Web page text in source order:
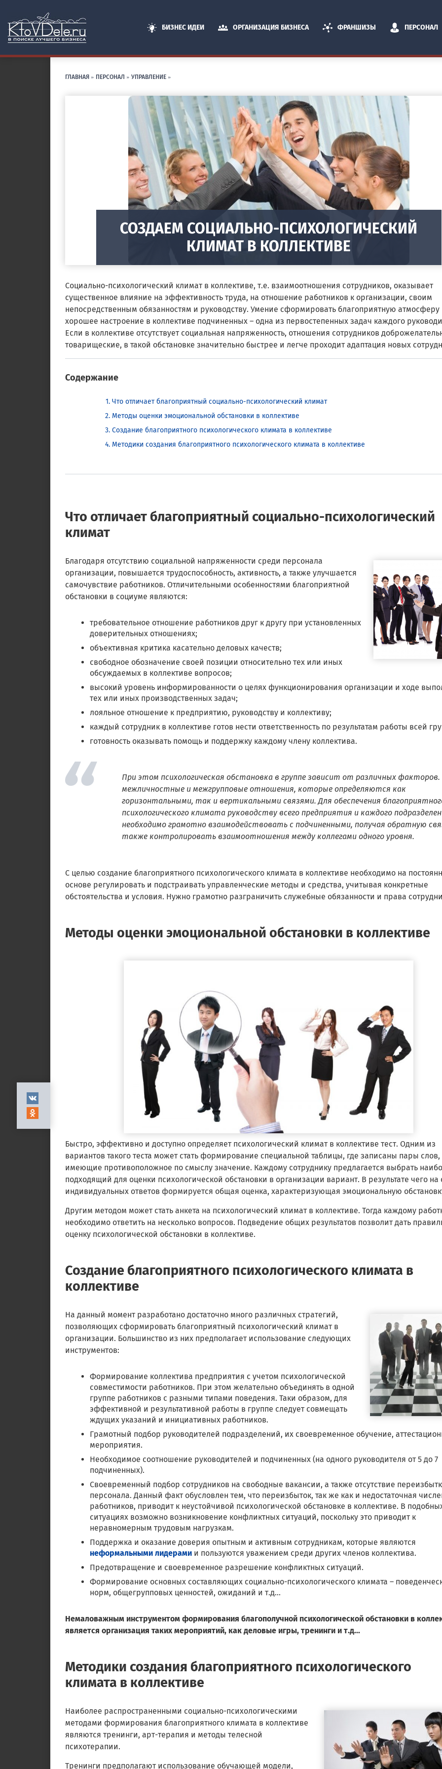
БИЗНЕС ИДЕИ ОРГАНИЗАЦИЯ БИЗНЕСА ФРАНШИЗЫ ПЕРСОНАЛ
ГЛАВНАЯ » ПЕРСОНАЛ » УПРАВЛЕНИЕ »
СОЗДАЕМ СОЦИАЛЬНО-ПСИХОЛОГИЧЕСКИЙ
КЛИМАТ В КОЛЛЕКТИВЕ
Социально-психологический климат в коллективе, т.е. взаимоотношения сотрудников, оказывает
существенное влияние на эффективность труда, на отношение работников к организации, своим
непосредственным обязанностям и руководству. Умение сформировать благоприятную атмосферу
хорошее настроение в коллективе подчиненных – одна из первостепенных задач каждого
Если в коллективе отсутствует социальная напряженность, отношения сотрудников
товарищеские, в такой обстановке значительно быстрее и легче проходит адаптация новых
Содержание
Что отличает благоприятный социально-психологический климат
Методы оценки эмоциональной обстановки в коллективе
Создание благоприятного психологического климата в коллективе
Методики создания благоприятного психологического климата в коллективе
Что отличает благоприятный социально-психологический
климат
Благодаря отсутствию социальной напряженности среди персонала
организации, повышается трудоспособность, активность, а также улучшается
самочувствие работников. Отличительными особенностями благоприятной
обстановки в социуме являются:
требовательное отношение работников друг к другу при установленных
доверительных отношениях;
объективная критика касательно деловых качеств;
свободное обозначение своей позиции относительно тех или иных
обсуждаемых в коллективе вопросов;
высокий уровень информированности о целях функционирования организации и ходе
тех или иных производственных задач;
лояльное отношение к предприятию, руководству и коллективу;
каждый сотрудник в коллективе готов нести ответственность по результатам работы всей
готовность оказывать помощь и поддержку каждому члену коллектива.
При этом психологическая обстановка в группе зависит от различных
межличностные и межгрупповые отношения, которые определяются как
горизонтальными, так и вертикальными связями. Для обеспечения
психологического климата руководству всего предприятия и каждого
необходимо грамотно взаимодействовать с подчиненными, получая обратную
также контролировать взаимоотношения между коллегами одного уровня.
С целью создание благоприятного психологического климата в коллективе необходимо на
основе регулировать и подстраивать управленческие методы и средства, учитывая конкретные
обстоятельства и условия. Нужно грамотно разграничить служебные обязанности и права
Методы оценки эмоциональной обстановки в коллективе
Быстро, эффективно и доступно определяет психологический климат в коллективе тест. Одним из
вариантов такого теста может стать формирование специальной таблицы, где записаны пары слов,
имеющие противоположное по смыслу значение. Каждому сотруднику предлагается выбрать
подходящий для оценки психологической обстановки в организации вариант. В результате чего на
индивидуальных ответов формируется общая оценка, характеризующая эмоциональную
Другим методом может стать анкета на психологический климат в коллективе. Тогда каждому
необходимо ответить на несколько вопросов. Подведение общих результатов позволит дать
оценку психологической обстановки в коллективе.
Создание благоприятного психологического климата в
коллективе
На данный момент разработано достаточно много различных стратегий,
позволяющих сформировать благоприятный психологический климат в
организации. Большинство из них предполагает использование следующих
инструментов:
Формирование коллектива предприятия с учетом психологической
совместимости работников. При этом желательно объединять в одной
группе работников с разными типами поведения. Таки образом, для
эффективной и результативной работы в группе следует совмещать
ждущих указаний и инициативных работников.
Грамотный подбор руководителей подразделений, их своевременное обучение,
мероприятия.
Необходимое соотношение руководителей и подчиненных (на одного руководителя от 5 до 7
подчиненных).
Своевременный подбор сотрудников на свободные вакансии, а также отсутствие
персонала. Данный факт обусловлен тем, что переизбыток, так же как и недостаточная
работников, приводит к неустойчивой психологической обстановке в коллективе. В
ситуациях возможно возникновение конфликтных ситуаций, поскольку это приводит к
неравномерным трудовым нагрузкам.
Поддержка и оказание доверия опытным и активным сотрудникам, которые являются
неформальными лидерами и пользуются уважением среди других членов коллектива.
Предотвращение и своевременное разрешение конфликтных ситуаций.
Формирование основных составляющих социально-психологического климата –
норм, общегрупповых ценностей, ожиданий и т.д...
Немаловажным инструментом формирования благополучной психологической обстановки в
является организация таких мероприятий, как деловые игры, тренинги и т.д...
Методики создания благоприятного психологического
климата в коллективе
Наиболее распространенными социально-психологическими
методами формирования благоприятного климата в коллективе
являются тренинги, арт-терапия и методы телесной
психотерапии.
Тренинги предполагают использование обучающей модели,